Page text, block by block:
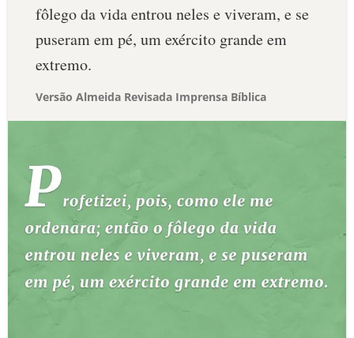
fôlego da vida entrou neles e viveram, e se
puseram em pé, um exército grande em
extremo.
Versão Almeida Revisada Imprensa Bíblica